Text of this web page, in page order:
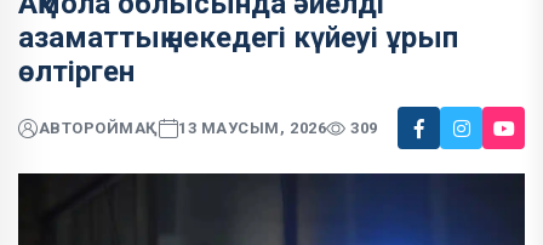
азаматтық некедегі күйеуі ұрып
өлтірген
АВТОРОЙМАҚ 13 МАУСЫМ, 2026 309